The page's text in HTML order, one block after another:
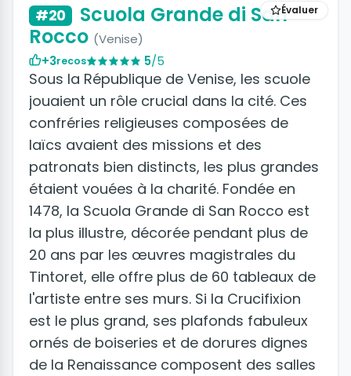
Évaluer
#20
Scuola Grande di San
Rocco (Venise)
+3recos 5/5
Sous la République de Venise, les scuole
jouaient un rôle crucial dans la cité. Ces
confréries religieuses composées de
laïcs avaient des missions et des
patronats bien distincts, les plus grandes
étaient vouées à la charité. Fondée en
1478, la Scuola Grande di San Rocco est
la plus illustre, décorée pendant plus de
20 ans par les œuvres magistrales du
Tintoret, elle offre plus de 60 tableaux de
l'artiste entre ses murs. Si la Crucifixion
est le plus grand, ses plafonds fabuleux
ornés de boiseries et de dorures dignes
de la Renaissance composent des salles